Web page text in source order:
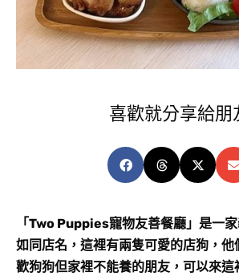
喜歡就分享給朋
「Two Puppies寵物友善餐廳」是一
如同店名，這裡有兩隻可愛的店狗，他
歡狗狗但家裡不能養的朋友，可以來這